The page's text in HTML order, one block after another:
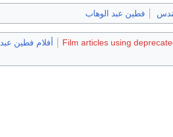
فطين عبد الوهاب
Film articles using أفلام فطين